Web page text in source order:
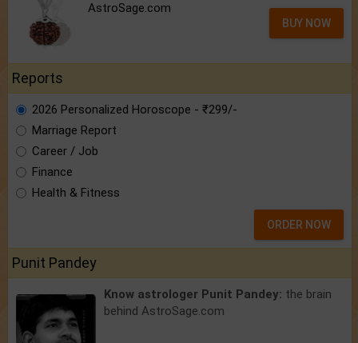
AstroSage.com
BUY NOW
Reports
2026 Personalized Horoscope - ₹299/-
Marriage Report
Career / Job
Finance
Health & Fitness
ORDER NOW
Punit Pandey
Know astrologer Punit Pandey: the brain
behind AstroSage.com